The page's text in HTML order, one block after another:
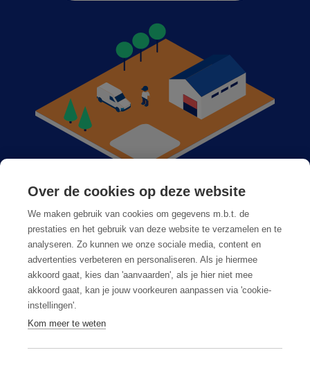
Anticimex bij u in de buurt
Vacatures
Veelgestelde vragen
Over de cookies op deze website
We maken gebruik van cookies om gegevens m.b.t. de
prestaties en het gebruik van deze website te verzamelen en te
analyseren. Zo kunnen we onze sociale media, content en
advertenties verbeteren en personaliseren. Als je hiermee
akkoord gaat, kies dan 'aanvaarden', als je hier niet mee
akkoord gaat, kan je jouw voorkeuren aanpassen via 'cookie-
instellingen'.
Kom meer te weten